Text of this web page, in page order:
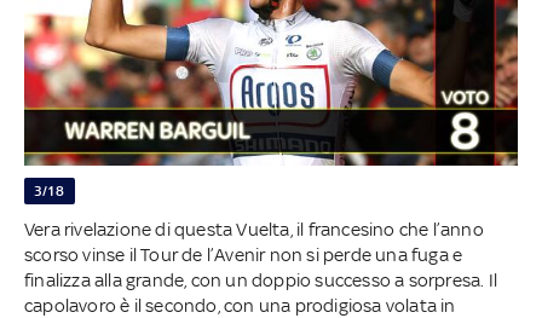
3/18
Vera rivelazione di questa Vuelta, il francesino che l’anno
scorso vinse il Tour de l’Avenir non si perde una fuga e
finalizza alla grande, con un doppio successo a sorpresa. Il
capolavoro è il secondo, con una prodigiosa volata in